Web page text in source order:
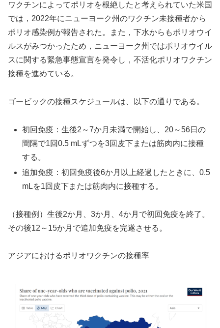
ワクチンによってポリオを根絶したと考えられていた米国
では，2022年にニューヨーク州のワクチン未接種者から
ポリオ感染例が報告された。また，下水からもポリオウイ
ルスがみつかったため，ニューヨーク州ではポリオウイル
スに関する緊急事態宣言を発令し，不活化ポリオワクチン
接種を進めている。
ゴービックの接種スケジュールは、以下の通りである。
初回免疫：生後2～7か月未満で開始し、20～56日の
間隔で1回0.5 mLずつを3回皮下または筋肉内に接種
する。
追加免疫：初回免疫後6か月以上経過したときに、0.5
mLを1回皮下または筋肉内に接種する。
（接種例）生後2か月、3か月、4か月で初回免疫を終了。
その後12～15か月で追加免疫を完遂させる。
アジアにおけるポリオワクチンの接種率